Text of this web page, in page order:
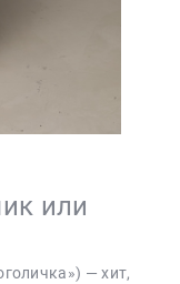
или
— хит,